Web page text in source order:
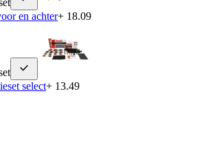
en achter+ 18.09
select+ 13.49